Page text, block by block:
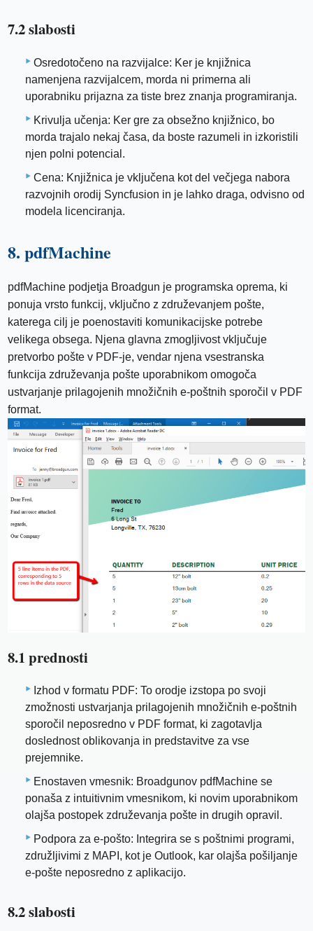
7.2 slabosti
Osredotočeno na razvijalce: Ker je knjižnica
namenjena razvijalcem, morda ni primerna ali
uporabniku prijazna za tiste brez znanja programiranja.
Krivulja učenja: Ker gre za obsežno knjižnico, bo
morda trajalo nekaj časa, da boste razumeli in izkoristili
njen polni potencial.
Cena: Knjižnica je vključena kot del večjega nabora
razvojnih orodij Syncfusion in je lahko draga, odvisno od
modela licenciranja.
8. pdfMachine
pdfMachine podjetja Broadgun je programska oprema, ki
ponuja vrsto funkcij, vključno z združevanjem pošte,
katerega cilj je poenostaviti komunikacijske potrebe
velikega obsega. Njena glavna zmogljivost vključuje
pretvorbo pošte v PDF-je, vendar njena vsestranska
funkcija združevanja pošte uporabnikom omogoča
ustvarjanje prilagojenih množičnih e-poštnih sporočil v PDF
format.
8.1 prednosti
Izhod v formatu PDF: To orodje izstopa po svoji
zmožnosti ustvarjanja prilagojenih množičnih e-poštnih
sporočil neposredno v PDF format, ki zagotavlja
doslednost oblikovanja in predstavitve za vse
prejemnike.
Enostaven vmesnik: Broadgunov pdfMachine se
ponaša z intuitivnim vmesnikom, ki novim uporabnikom
olajša postopek združevanja pošte in drugih opravil.
Podpora za e-pošto: Integrira se s poštnimi programi,
združljivimi z MAPI, kot je Outlook, kar olajša pošiljanje
e-pošte neposredno z aplikacijo.
8.2 slabosti